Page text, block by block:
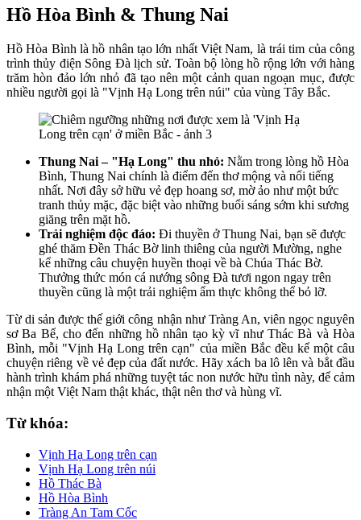
Hồ Hòa Bình & Thung Nai
Hồ Hòa Bình là hồ nhân tạo lớn nhất Việt Nam, là trái tim của công
trình thủy điện Sông Đà lịch sử. Toàn bộ lòng hồ rộng lớn với hàng
trăm hòn đảo lớn nhỏ đã tạo nên một cảnh quan ngoạn mục, được
nhiều người gọi là "Vịnh Hạ Long trên núi" của vùng Tây Bắc.
Thung Nai – "Hạ Long" thu nhỏ: Nằm trong lòng hồ Hòa
Bình, Thung Nai chính là điểm đến thơ mộng và nổi tiếng
nhất. Nơi đây sở hữu vẻ đẹp hoang sơ, mờ ảo như một bức
tranh thủy mặc, đặc biệt vào những buổi sáng sớm khi sương
giăng trên mặt hồ.
Trải nghiệm độc đáo: Đi thuyền ở Thung Nai, bạn sẽ được
ghé thăm Đền Thác Bờ linh thiêng của người Mường, nghe
kể những câu chuyện huyền thoại về bà Chúa Thác Bờ.
Thưởng thức món cá nướng sông Đà tươi ngon ngay trên
thuyền cũng là một trải nghiệm ẩm thực không thể bỏ lỡ.
Từ di sản được thế giới công nhận như Tràng An, viên ngọc nguyên
sơ Ba Bể, cho đến những hồ nhân tạo kỳ vĩ như Thác Bà và Hòa
Bình, mỗi "Vịnh Hạ Long trên cạn" của miền Bắc đều kể một câu
chuyện riêng về vẻ đẹp của đất nước. Hãy xách ba lô lên và bắt đầu
hành trình khám phá những tuyệt tác non nước hữu tình này, để cảm
nhận một Việt Nam thật khác, thật nên thơ và hùng vĩ.
Từ khóa:
Vịnh Hạ Long trên cạn
Vịnh Hạ Long trên núi
Hồ Thác Bà
Hồ Hòa Bình
Tràng An Tam Cốc